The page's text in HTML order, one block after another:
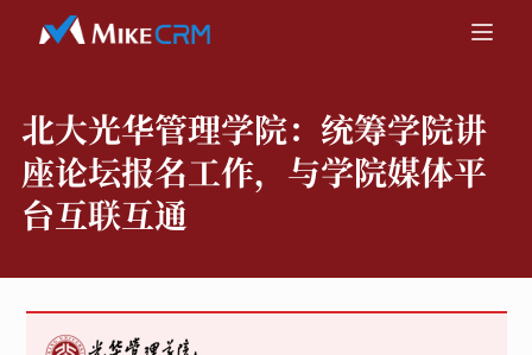
北大光华管理学院： 统筹学院讲
座论坛报名工作，与学院媒体平
台互联互通